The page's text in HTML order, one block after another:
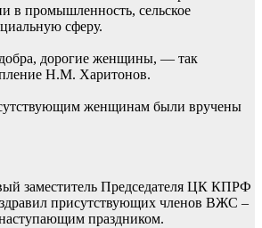
в промышленность, сельское
сферу.
дорогие женщины, — так
Н.М. Харитонов.
женщинам были вручены
заместитель Председателя ЦК КПРФ
присутствующих членов ВЖС –
праздником.